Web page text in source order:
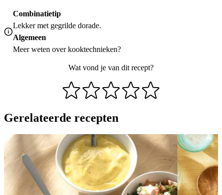
Combinatietip
Lekker met gegrilde dorade.
Algemeen
Meer weten overkooktechnieken?
Wat vond je van dit recept?
Gerelateerde recepten